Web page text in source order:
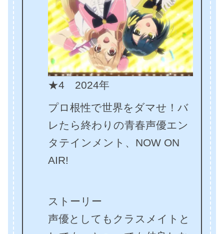
★4 2024年
プロ根性で世界をダマせ！バ
レたら終わりの青春声優エン
タテインメント、NOW ON
AIR!
ストーリー
声優としてもクラスメイトと